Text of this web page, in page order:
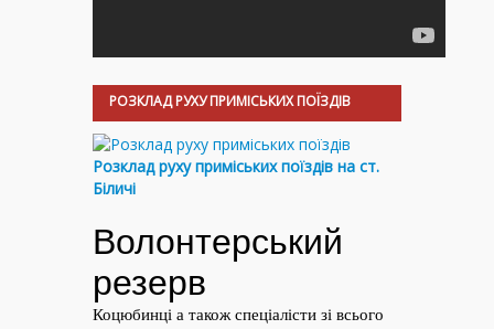
РОЗКЛАД РУХУ ПРИМІСЬКИХ ПОЇЗДІВ
Розклад руху приміських поїздів на ст.
Біличі